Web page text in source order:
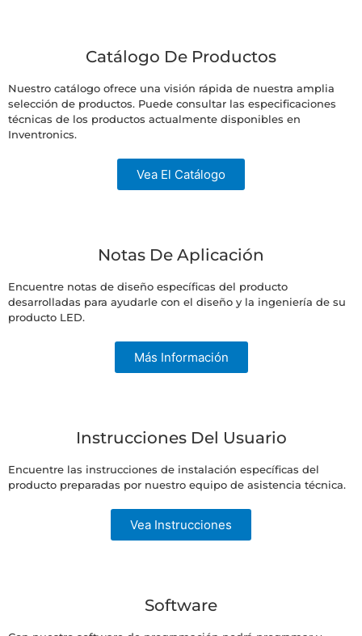
Catálogo De Productos
Nuestro catálogo ofrece una visión rápida de nuestra amplia
selección de productos. Puede consultar las especificaciones
técnicas de los productos actualmente disponibles en
Inventronics.
Vea El Catálogo
Notas De Aplicación
Encuentre notas de diseño específicas del producto
desarrolladas para ayudarle con el diseño y la ingeniería de su
producto LED.
Más Información
Instrucciones Del Usuario
Encuentre las instrucciones de instalación específicas del
producto preparadas por nuestro equipo de asistencia técnica.
Vea Instrucciones
Software